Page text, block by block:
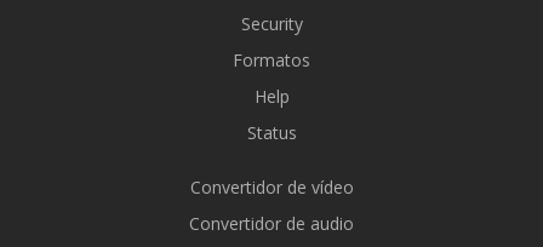
Security
Formatos
Help
Status
Convertidor de vídeo
Convertidor de audio